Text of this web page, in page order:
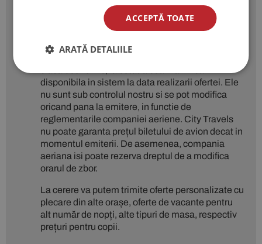
Prețurile menționate sunt
orientative și pot suferi
disponibila in sistem la data realizarii ofertei. Ele
nu sunt sub controlul nostru si se pot modifica
oricand pana la emitere, in functie de
reglementarile companiei aeriene. City Travels
nu poate garanta prețul biletului de avion decat in
momentul emiterii. De asemenea, compania
aeriana isi poate rezerva dreptul de a modifica
orarul de zbor.
La cerere va putem trimite oferte personalizate cu
plecare din alte orașe, oferte de vacante pentru
alt număr de nopți, alte tipuri de masa, respectiv
prețuri pentru copii.
ACCEPTĂ TOATE
ARATĂ DETALIILE